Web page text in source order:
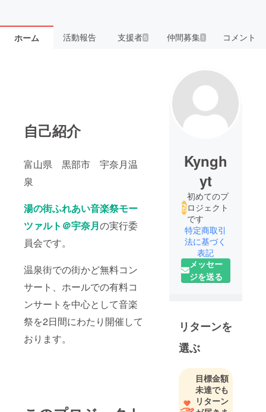
ホーム 活動報告 支援者5 仲間募集 1 コメント
自己紹介
富山県 黒部市 宇奈月温
泉
湯の街ふれあい音楽祭モー
ツァルト＠宇奈月の実行委
員会です。
温泉街での街かど無料コン
サート、ホールでの有料コ
ンサートを中心として音楽
祭を2日間にわたり開催して
おります。
Kyngh
yt
初めてのプ
ロジェクト
です
特定商取引
法に基づく
表記
メッセー
ジを送る
リターンを
選ぶ
目標金額
未達でも
リターン